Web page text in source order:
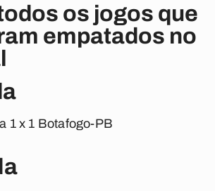
os jogos que
empatados no
1 x 1 Botafogo-PB